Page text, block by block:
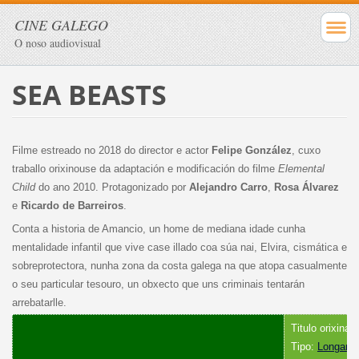
CINE GALEGO
O noso audiovisual
SEA BEASTS
Filme estreado no 2018 do director e actor Felipe González , cuxo
traballo orixinouse da adaptación e modificación do filme Elemental
Childdo ano 2010. Protagonizado por Alejandro Carro, Rosa Álvarez
e Ricardo de Barreiros.
Conta a historia de Amancio, un home de mediana idade cunha
mentalidade infantil que vive case illado coa súa nai, Elvira, cismática e
sobreprotectora, nunha zona da costa galega na que atopa casualmente
o seu particular tesouro, un obxecto que uns criminais tentarán
arrebatarlle.
Titulo
Tipo: